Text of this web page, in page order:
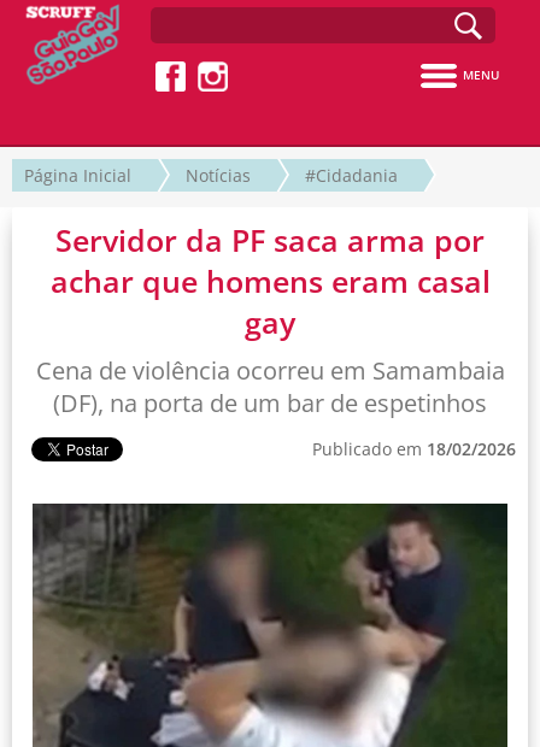
MENU
Página Inicial Notícias #Cidadania
Servidor da PF saca arma por
achar que homens eram casal
gay
Cena de violência ocorreu em Samambaia
(DF), na porta de um bar de espetinhos
Publicado em 18/02/2026